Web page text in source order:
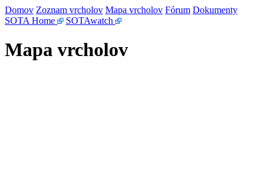
Domov Zoznam vrcholov Mapa vrcholov Fórum Dokumenty
SOTA Home
SOTAwatch
Mapa vrcholov